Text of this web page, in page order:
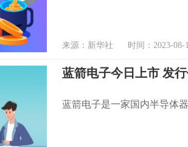
来源：新华社 时间：2023-08-
蓝箭电子今日上市 发
蓝箭电子是一家国内半导体